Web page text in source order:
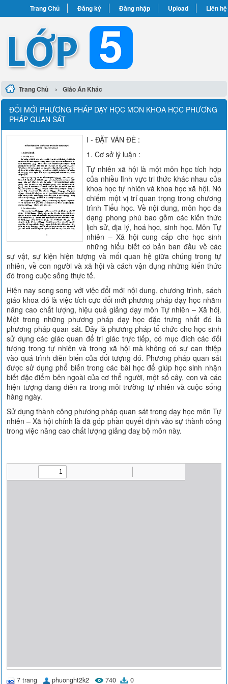
Trang Chủ Đăng ký Đăng nhập Upload Liên hệ
Trang Chủ › Giáo Án Khác
ĐỔI MỚI PHƯƠNG PHÁP DẠY HỌC MÔN KHOA HỌC PHƯƠNG
PHÁP QUAN SÁT
I - ĐẶT VẤN ĐỀ :
1. Cơ sở lý luận :
Tự nhiên xã hội là một môn học tích hợp
của nhiều lĩnh vực tri thức khác nhau của
khoa học tự nhiên và khoa học xã hội. Nó
chiếm một vị trí quan trọng trong chương
trình Tiểu học. Về nội dung, môn học đa
dạng phong phú bao gồm các kiến thức
lịch sử, địa lý, hoá học, sinh học. Môn Tự
nhiên – Xã hội cung cấp cho học sinh
những hiểu biết cơ bản ban đầu về các
sự vật, sự kiện hiện tượng và mối quan hệ giữa chúng trong tự
nhiên, về con người và xã hội và cách vận dụng những kiến thức
đó trong cuộc sống thực tế.
Hiện nay song song với việc đổi mới nội dung, chương trình, sách
giáo khoa đó là việc tích cực đổi mới phương pháp dạy học nhằm
nâng cao chất lượng, hiệu quả giảng dạy môn Tự nhiên – Xã hôị.
Một trong những phương pháp dạy học đặc trưng nhất đó là
phương pháp quan sát. Đây là phương pháp tổ chức cho học sinh
sử dụng các giác quan để tri giác trực tiếp, có mục đích các đối
tượng trong tự nhiên và trong xã hội mà không có sự can thiệp
vào quá trình diễn biến của đối tượng đó. Phương pháp quan sát
được sử dụng phổ biến trong các bài học để giúp học sinh nhận
biết đặc điểm bên ngoài của cơ thể người, một số cây, con và các
hiện tượng đang diễn ra trong môi trường tự nhiên và cuộc sống
hàng ngày.
Sử dụng thành công phương pháp quan sát trong dạy học môn Tự
nhiên – Xã hội chính là đã góp phần quyết định vào sự thành công
trong việc nâng cao chất lượng giảng daỵ bộ môn này.
7 trang phuonght2k2 740 0